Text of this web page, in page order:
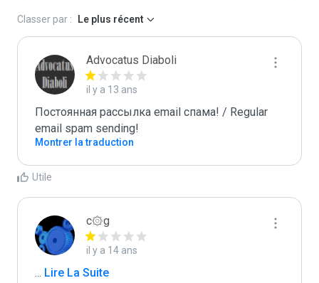
Classer par : Le plus récent
Advocatus Diaboli
il y a 13 ans
Постоянная рассылка email спама! / Regular
email spam sending!
Montrer la traduction
Utile
c۞g
il y a 14 ans
... Lire La Suite